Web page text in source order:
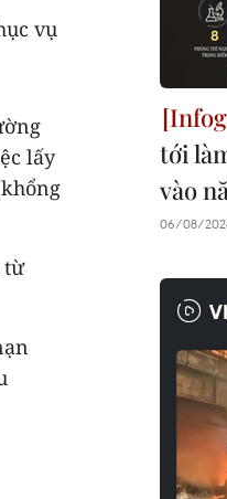
vụ
lấy
từ
tới
vào
06/08/